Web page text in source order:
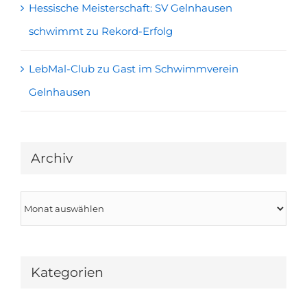
Hessische Meisterschaft: SV Gelnhausen
schwimmt zu Rekord-Erfolg
LebMal-Club zu Gast im Schwimmverein
Gelnhausen
Archiv
Kategorien